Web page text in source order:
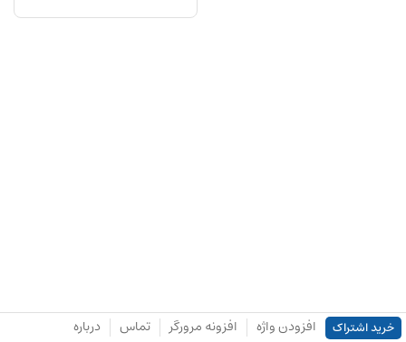
خرید اشتراک افزودن واژه افزونه مرورگر تماس درباره